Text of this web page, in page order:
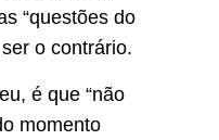
“questões do
o contrário.
é que “não
momento